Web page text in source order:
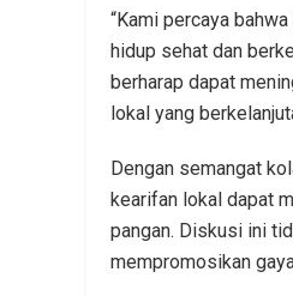
“Kami percaya
hidup sehat dan
berharap dapat
lokal yang
Dengan semangat
kearifan lokal dapat
pangan. Diskusi ini
mempromosikan